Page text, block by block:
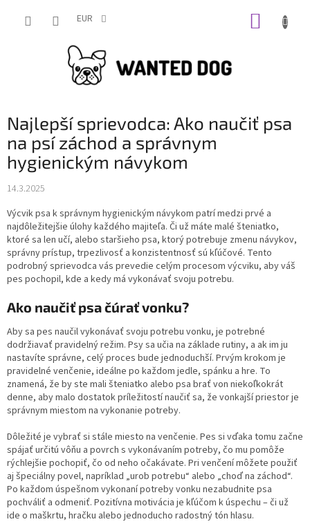
EUR
Najlepší sprievodca: Ako naučiť psa
na psí záchod a správnym
hygienickým návykom
14.3.2025
Výcvik psa k správnym hygienickým návykom patrí medzi prvé a
najdôležitejšie úlohy každého majiteľa. Či už máte malé šteniatko,
ktoré sa len učí, alebo staršieho psa, ktorý potrebuje zmenu návykov,
správny prístup, trpezlivosť a konzistentnosť sú kľúčové. Tento
podrobný sprievodca vás prevedie celým procesom výcviku, aby váš
pes pochopil, kde a kedy má vykonávať svoju potrebu.
Ako naučiť psa čúrať vonku?
Aby sa pes naučil vykonávať svoju potrebu vonku, je potrebné
dodržiavať pravidelný režim. Psy sa učia na základe rutiny, a ak im ju
nastavíte správne, celý proces bude jednoduchší. Prvým krokom je
pravidelné venčenie, ideálne po každom jedle, spánku a hre. To
znamená, že by ste mali šteniatko alebo psa brať von niekoľkokrát
denne, aby malo dostatok príležitostí naučiť sa, že vonkajší priestor je
správnym miestom na vykonanie potreby.
Dôležité je vybrať si stále miesto na venčenie. Pes si vďaka tomu začne
spájať určitú vôňu a povrch s vykonávaním potreby, čo mu pomôže
rýchlejšie pochopiť, čo od neho očakávate. Pri venčení môžete použiť
aj špeciálny povel, napríklad „urob potrebu“ alebo „choď na záchod“.
Po každom úspešnom vykonaní potreby vonku nezabudnite psa
pochváliť a odmeniť. Pozitívna motivácia je kľúčom k úspechu – či už
ide o maškrtu, hračku alebo jednoducho radostný tón hlasu.